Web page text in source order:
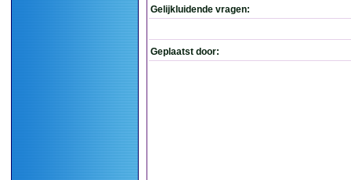
Gelijkluidende vragen:
Geplaatst door: